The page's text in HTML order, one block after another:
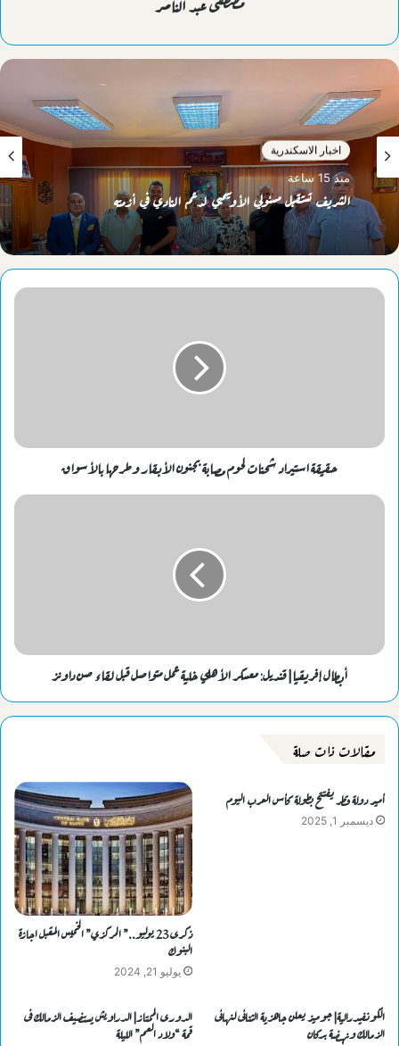
اخبار الاسكندرية
منذ 15 ساعة
الشريف تستقبل مسئولي الأوليمبي لدعم النادي في أزمته
حقيقة استيراد شحنات لحوم مصابة بجنون الأبقار وطرحها بالأسواق
أبطال إفريقيا| قنديل: معسكر الأهلي خلية عمل متواصل قبل لقاء صن داونز
مقالات ذات صلة
أمير دولة قطر يفتتح بطولة كأس العرب اليوم
ديسمبر 1, 2025
ذكرى 23 يوليو..” المركزي” الخميس المقبل اجازة
البنوك
يوليو 21, 2024
الكونفيدرالية| جوميز يعلن جاهزية الثنائى لنهائى
الزمالك ونهضة بركان
الدورى الممتاز| الدراويش يستضيف الزمالك فى
قمة “ولاد العم” الليلة